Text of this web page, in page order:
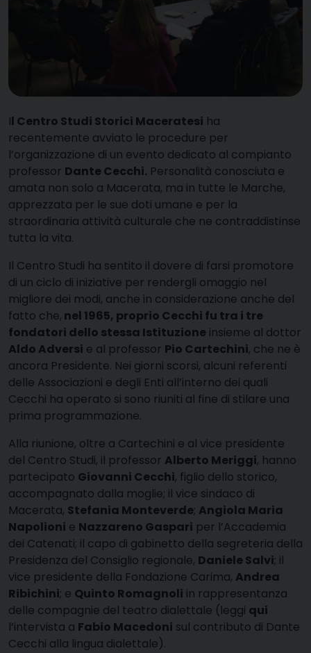
Il Centro Studi Storici Maceratesi ha
recentemente avviato le procedure per
l’organizzazione di un evento dedicato al compianto
professor Dante Cecchi. Personalità conosciuta e
amata non solo a Macerata, ma in tutte le Marche,
apprezzata per le sue doti umane e per la
straordinaria attività culturale che ne contraddistinse
tutta la vita.
Il Centro Studi ha sentito il dovere di farsi promotore
di un ciclo di iniziative per rendergli omaggio nel
migliore dei modi, anche in considerazione anche del
fatto che, nel 1965, proprio Cecchi fu tra i tre
fondatori dello stessa Istituzione insieme al dottor
Aldo Adversi e al professor Pio Cartechini, che ne è
ancora Presidente. Nei giorni scorsi, alcuni referenti
delle Associazioni e degli Enti all’interno dei quali
Cecchi ha operato si sono riuniti al fine di stilare una
prima programmazione.
Alla riunione, oltre a Cartechini e al vice presidente
del Centro Studi, il professor Alberto Meriggi, hanno
partecipato Giovanni Cecchi, figlio dello storico,
accompagnato dalla moglie; il vice sindaco di
Macerata, Stefania Monteverde; Angiola Maria
Napolioni e Nazzareno Gaspari per l’Accademia
dei Catenati; il capo di gabinetto della segreteria della
Presidenza del Consiglio regionale, Daniele Salvi; il
vice presidente della Fondazione Carima, Andrea
Ribichini; e Quinto Romagnoli in rappresentanza
delle compagnie del teatro dialettale (leggi qui
l’intervista a Fabio Macedoni sul contributo di Dante
Cecchi alla lingua dialettale).